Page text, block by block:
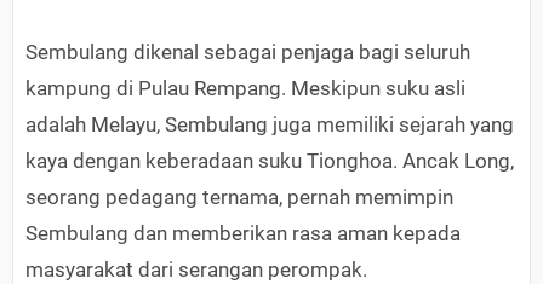
Sembulang dikenal sebagai penjaga bagi seluruh
kampung di Pulau Rempang. Meskipun suku asli
adalah Melayu, Sembulang juga memiliki sejarah yang
kaya dengan keberadaan suku Tionghoa. Ancak Long,
seorang pedagang ternama, pernah memimpin
Sembulang dan memberikan rasa aman kepada
masyarakat dari serangan perompak.